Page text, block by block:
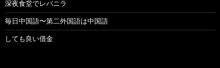
深夜食堂でレバニラ
毎日中国語〜第二外国語は中国語
しても良い借金